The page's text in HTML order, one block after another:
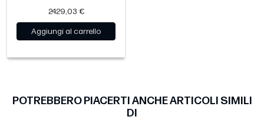
2429,03 €
Aggiungi al carrello
POTREBBERO PIACERTI ANCHE ARTICOLI SIMILI
DI